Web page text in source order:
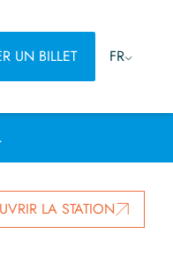
UN BILLET FR
LA STATION